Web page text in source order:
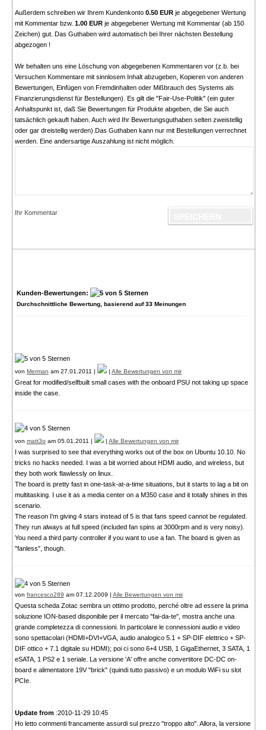
Außerdem schreiben wir Ihrem Kundenkonto 0.50 EURje abgegebener Wertung
mit Kommentar bzw. 1.00 EURje abgegebener Wertung mit Kommentar (ab 150
Zeichen) gut. Das Guthaben wird automatisch bei Ihrer nächsten Bestellung
abgezogen !
Wir behalten uns eine Löschung von abgegebenen Kommentaren vor (z.b. bei
Versuchen Kommentare mit sinnlosem Inhalt abzugeben, Kopieren von anderen
Bewertungen, Einfügen von Fremdinhalten oder Mißbrauch des Systems als
Finanzierungsdienst für Bestellungen). Es gilt die "Fair-Use-Politik" (ein guter
Anhaltspunkt ist, daß Sie Bewertungen für Produkte abgeben, die Sie auch
tatsächlich gekauft haben. Auch wird Ihr Bewertungsguthaben selten zweistellig
oder gar dreistellig werden).Das Guthaben kann nur mit Bestellungen verrechnet
werden. Eine andersartige Auszahlung ist nicht möglich.
Ihr Kommentar
Kunden-Bewertungen:
Durchschnittliche Bewertung, basierend auf33Meinungen
von Merman am 27.01.2011 | | Alle Bewertungen von mir
Great for modified/selfbuilt small cases with the onboard PSU not taking up space
inside the case.
von matt3o am 05.01.2011 | | Alle Bewertungen von mir
I was surprised to see that everything works out of the box on Ubuntu 10.10. No
tricks no hacks needed. I was a bit worried about HDMI audio, and wireless, but
they both work flawlessly on linux.
The board is pretty fast in one-task-at-a-time situations, but it starts to lag a bit on
multitasking. I use it as a media center on a M350 case and it totally shines in this
scenario.
The reason I'm giving 4 stars instead of 5 is that fans speed cannot be regulated.
They run always at full speed (included fan spins at 3000rpm and is very noisy).
You need a third party controller if you want to use a fan. The board is given as
"fanless", though.
von francesco289 am 07.12.2009 | Alle Bewertungen von mir
Questa scheda Zotac sembra un ottimo prodotto, perché oltre ad essere la prima
soluzione ION-based disponibile per il mercato "fai-da-te", mostra anche una
grande completezza di connessioni. In particolare le connessioni audio e video
sono spettacolari (HDMI+DVI+VGA, audio analogico 5.1 + SP-DIF elettrico + SP-
DIF ottico + 7.1 digitale su HDMI); poi ci sono 6+4 USB, 1 GigaEthernet, 3 SATA, 1
eSATA, 1 PS2 e 1 seriale. La versione 'A' offre anche convertitore DC-DC on-
board e alimentatore 19V "brick" (quindi tutto passivo) e un modulo WiFi su slot
PCIe.
Update from :2010-11-29 10:45
Ho letto commenti francamente assurdi sul prezzo "troppo alto". Allora, la versione